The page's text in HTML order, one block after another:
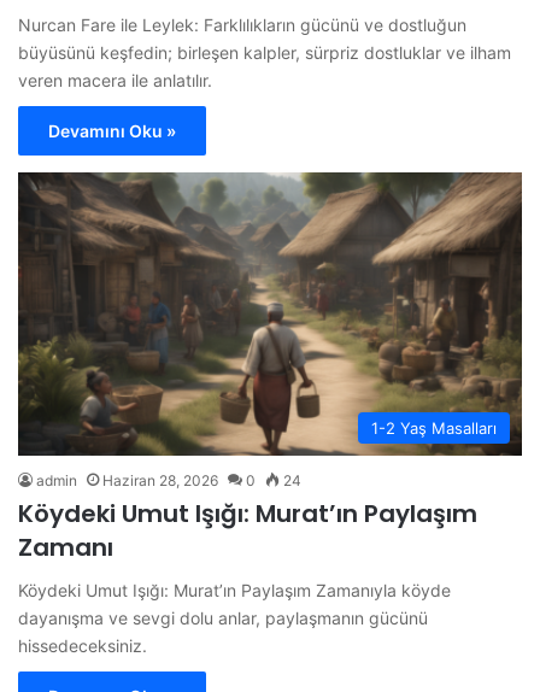
Nurcan Fare ile Leylek: Farklılıkların gücünü ve dostluğun
büyüsünü keşfedin; birleşen kalpler, sürpriz dostluklar ve ilham
veren macera ile anlatılır.
Devamını Oku »
1-2 Yaş Masalları
admin Haziran 28, 2026 0 24
Köydeki Umut Işığı: Murat’ın Paylaşım
Zamanı
Köydeki Umut Işığı: Murat’ın Paylaşım Zamanıyla köyde
dayanışma ve sevgi dolu anlar, paylaşmanın gücünü
hissedeceksiniz.